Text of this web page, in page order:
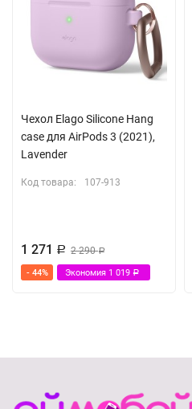
Чехол Elago Silicone Hang
case для AirPods 3 (2021),
Lavender
Код товара: 107-913
1 271 Р 2 290Р
- 44% Экономия 1 019 Р